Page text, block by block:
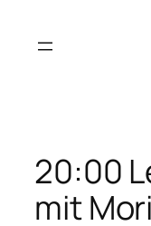
Inhalt
20:00
mit